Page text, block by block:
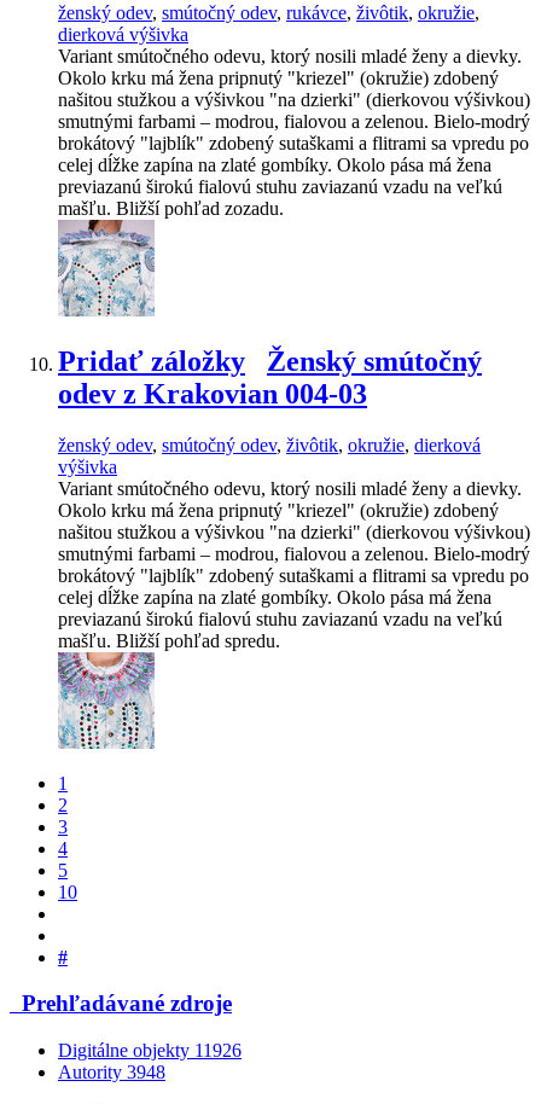
ženský odev, smútočný odev, rukávce, živôtik, okružie,
dierková výšivka
Variant smútočného odevu, ktorý nosili mladé ženy a dievky.
Okolo krku má žena pripnutý "kriezel" (okružie) zdobený
našitou stužkou a výšivkou "na dzierki" (dierkovou výšivkou)
smutnými farbami – modrou, fialovou a zelenou. Bielo-modrý
brokátový "lajblík" zdobený sutaškami a flitrami sa vpredu po
celej dĺžke zapína na zlaté gombíky. Okolo pása má žena
previazanú širokú fialovú stuhu zaviazanú vzadu na veľkú
mašľu. Bližší pohľad zozadu.
Pridať záložky
Ženský smútočný
odev z Krakovian 004-03
ženský odev, smútočný odev, živôtik, okružie, dierková
výšivka
Variant smútočného odevu, ktorý nosili mladé ženy a dievky.
Okolo krku má žena pripnutý "kriezel" (okružie) zdobený
našitou stužkou a výšivkou "na dzierki" (dierkovou výšivkou)
smutnými farbami – modrou, fialovou a zelenou. Bielo-modrý
brokátový "lajblík" zdobený sutaškami a flitrami sa vpredu po
celej dĺžke zapína na zlaté gombíky. Okolo pása má žena
previazanú širokú fialovú stuhu zaviazanú vzadu na veľkú
mašľu. Bližší pohľad spredu.
1
2
3
4
5
10
#
Prehľadávané zdroje
Digitálne objekty 11926
Autority 3948